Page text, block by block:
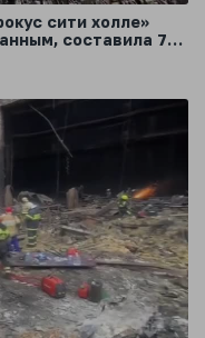
сити холле»
составила 7